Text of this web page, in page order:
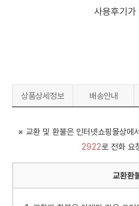
사용후기가
상품상세정보 배송안내
※ 교환 및 환불은 인터넷쇼핑몰상에
2922로 전화 요
교환환